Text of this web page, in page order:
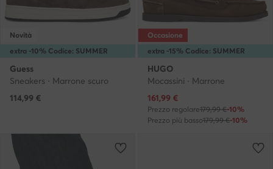
extra -10% Codice: SUMMER
Novità
Guess
Sneakers · Marrone scuro
114,99 €
extra -15% Codice: SUMMER
Occasione
HUGO
Mocassini · Marrone
Prezzo attuale
161,99 €
Prezzo regolare179,99 €-10%
Prezzo più basso179,99 €-10%